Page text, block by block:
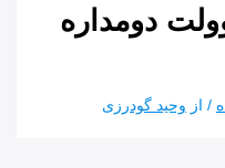
230 کیلوولت دومداره
/ از وحید گودرزی